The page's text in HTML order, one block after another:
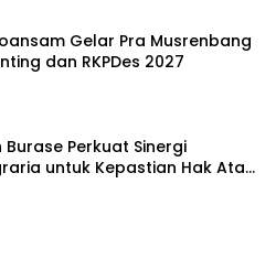
Gelar Pra Musrenbang
dan RKPDes 2027
Burase Perkuat Sinergi
untuk Kepastian Hak Atas